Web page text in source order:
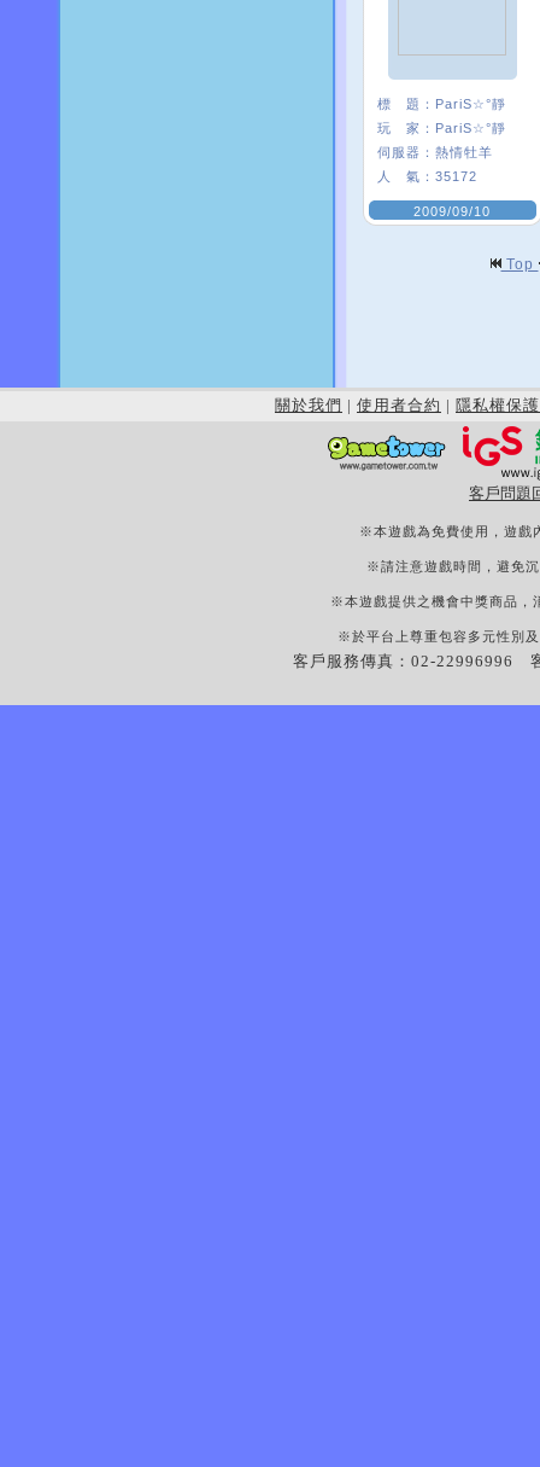
標 題： PariS☆°靜
玩 家： PariS☆°靜
伺服器： 熱情牡羊
人 氣： 35172
2009/09/10
Top
關於我們 | 使用者合約 | 隱私權保護
客戶問題
※本遊戲為免費使用，遊戲
※請注意遊戲時間，避免
※本遊戲提供之機會中獎商品，
※於平台上尊重包容多元性別
客戶服務傳真：02-22996996